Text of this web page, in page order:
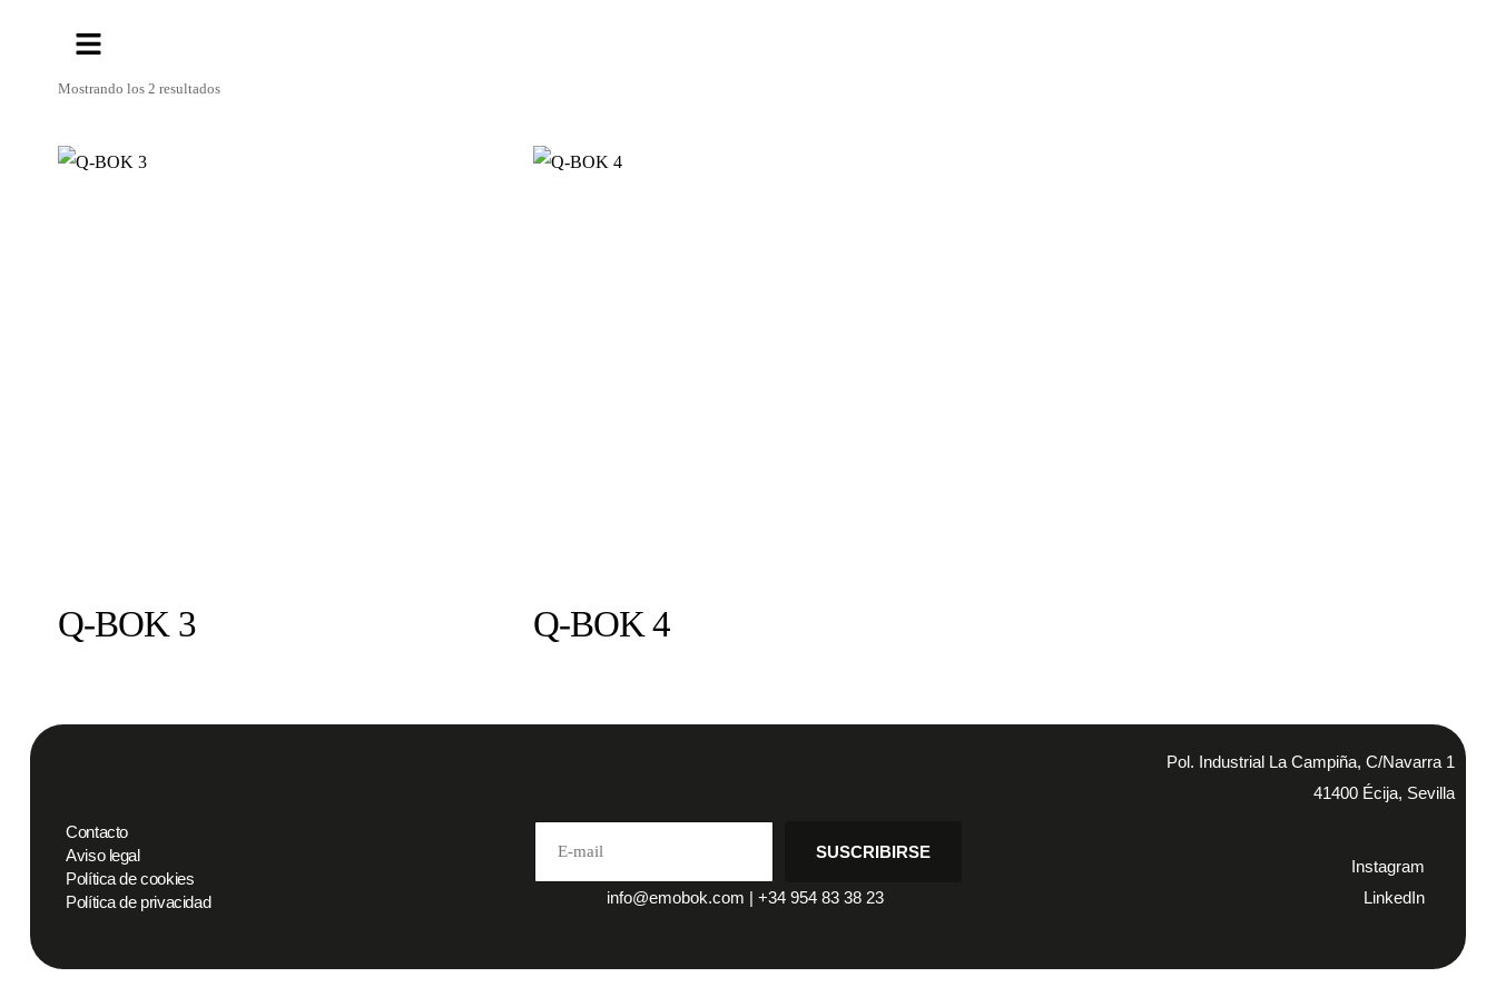
Mostrando los 2 resultados
Q-BOK 3 Q-BOK 4
Pol. Industrial La Campiña, C/Navarra 1
41400 Écija, Sevilla
Contacto
Aviso legal
Política de cookies
Política de privacidad
SUSCRIBIRSE
info@emobok.com |+34 954 83 38 23
Instagram
LinkedIn